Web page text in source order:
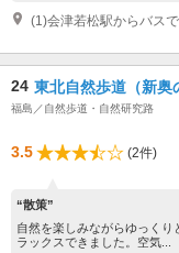
(1)会津若松駅からバス
24 東北自然歩道（新奥
福島／自然歩道・自然研究路
3.5 (2件)
“散策”
自然を楽しみながらゆっくり
ラックスできました。空気...